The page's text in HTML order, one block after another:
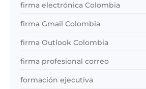
firma electrónica Colombia
firma Gmail Colombia
firma Outlook Colombia
firma profesional correo
formación ejecutiva